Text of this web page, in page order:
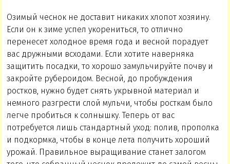
Озимый чеснок не доставит никаких хлопот хозяину.
Если он к зиме успел укорениться, то отлично
перенесет холодное время года и весной порадует
вас дружными всходами. Если хотите наверняка
защитить посадки, то хорошо замульчируйте почву и
закройте рубероидом. Весной, до пробуждения
ростков, нужно будет снять укрывной материал и
немного разгрести слой мульчи, чтобы росткам было
легче пробиться к солнышку. Теперь от вас
потребуется лишь стандартный уход: полив, прополка
и подкормка, чтобы в конце лета получить хороший
урожай. Правильное выращивание станет залогом